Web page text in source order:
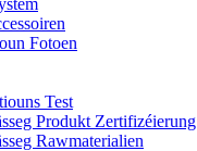
Fotoen
Test
Produkt Zertifizéierung
Rawmaterialien